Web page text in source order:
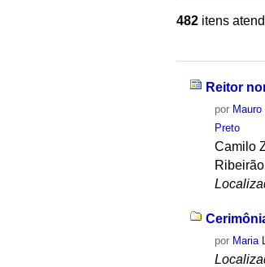
482 itens
Reitor
por
Preto
Camilo
por Maria